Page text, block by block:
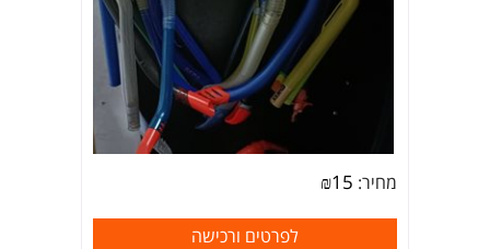
מחיר: ₪15
לפרטים ורכישה